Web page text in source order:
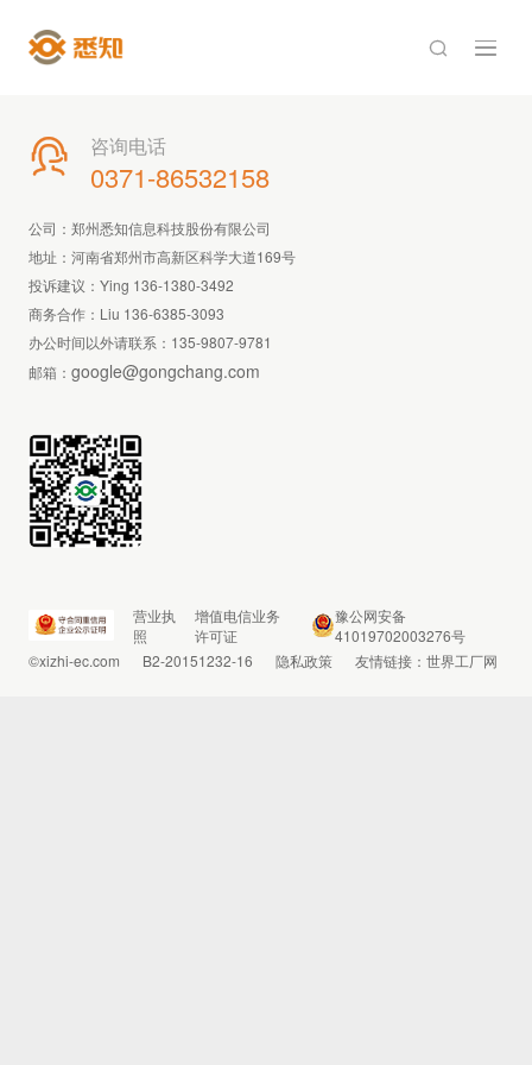

 咨询电话
0371-86532158
公司：郑州悉知信息科技股份有限公司
地址：河南省郑州市高新区科学大道169号
投诉建议：Ying 136-1380-3492
商务合作：Liu 136-6385-3093
办公时间以外请联系： 135-9807-9781
邮箱： google@gongchang.com
营业执
照
增值电信业务
许可证
豫公网安备
41019702003276号
©xizhi-ec.com
B2-20151232-16 隐私政策 友情链接： 世界工厂网